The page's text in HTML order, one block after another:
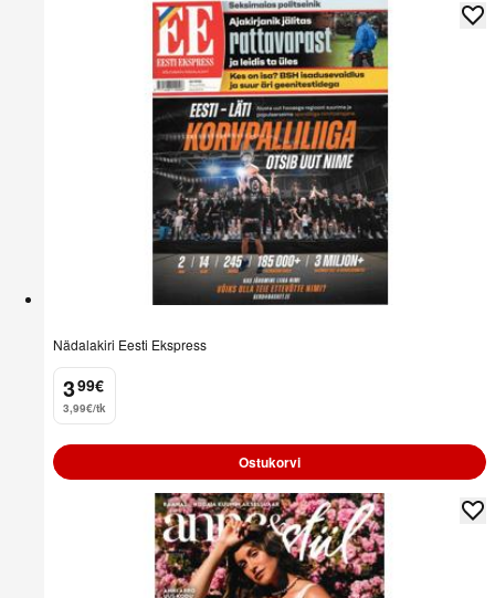
Nädalakiri Eesti Ekspress
3
. 99€
3,99€/tk
Ostukorvi